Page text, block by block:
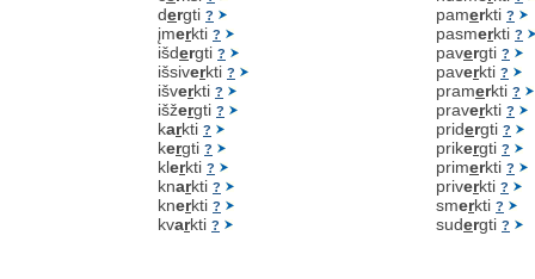
dergti ?
įmerkti ?
išdergti ?
išsiverkti ?
išverkti ?
išžergti ?
karkti ?
kergti ?
klerkti ?
knarkti ?
knerkti ?
kvarkti ?
pamerkti ?
pasmerkti ?
pavergti ?
paverkti ?
pramerkti ?
praverkti ?
pridergti ?
prikergti ?
primerkti ?
priverkti ?
smerkti ?
sudergti ?